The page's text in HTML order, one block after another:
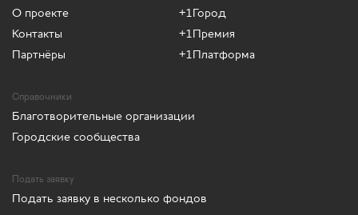
О проекте
Контакты
Партнёры
+1Город
+1Премия
+1Платформа
Справочники
Благотворительные организации
Городские сообщества
Подать заявку
Подать заявку в несколько фондов